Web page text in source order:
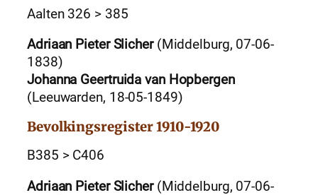
Aalten 326 > 385
Adriaan Pieter Slicher(Middelburg, 07-06-
1838)
Johanna Geertruida van Hopbergen
(Leeuwarden, 18-05-1849)
Bevolkingsregister 1910-1920
B385 > C406
Adriaan Pieter Slicher(Middelburg, 07-06-